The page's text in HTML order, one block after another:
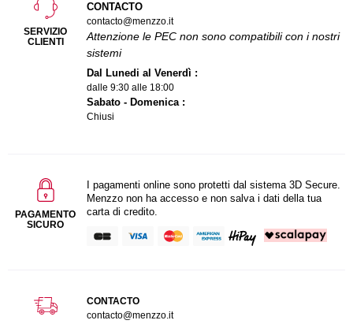
SERVIZIO
CLIENTI
CONTACTO
contacto@menzzo.it
Attenzione le PEC non sono compatibili con i nostri
sistemi
Dal Lunedi al Venerdì :
dalle 9:30 alle 18:00
Sabato - Domenica :
Chiusi
PAGAMENTO
SICURO
I pagamenti online sono protetti dal sistema 3D Secure.
Menzzo non ha accesso e non salva i dati della tua
carta di credito.
CONTACTO
contacto@menzzo.it